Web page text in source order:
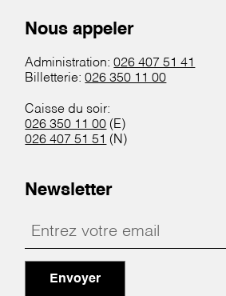
Nous appeler
Administration:026 407 51 41
Billetterie:026 350 11 00
Caisse du soir:
026 350 11 00 (E)
026 407 51 51 (N)
Newsletter
Envoyer